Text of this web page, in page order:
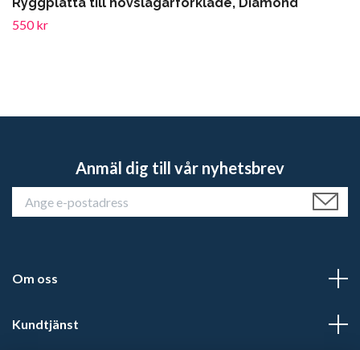
Ryggplatta till hovslagarförkläde, Diamond
550 kr
Anmäl dig till vår nyhetsbrev
Om oss
Kundtjänst